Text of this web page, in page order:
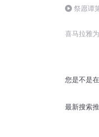
祭愿谭
结）
喜马拉雅
您是不是在
最新搜索推